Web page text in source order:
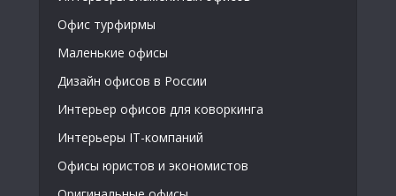
Офис турфирмы
Маленькие офисы
Дизайн офисов в России
Интерьер офисов для коворкинга
Интерьеры IT-компаний
Офисы юристов и экономистов